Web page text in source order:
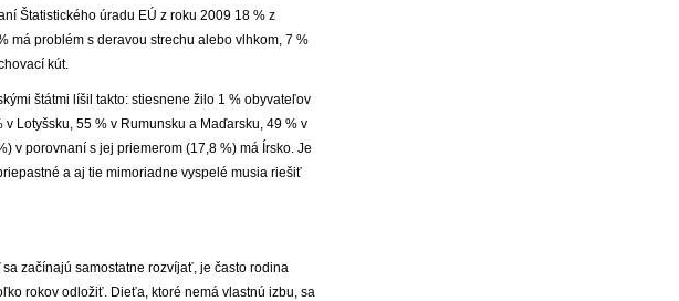
Štatistického úradu EÚ z roku 2009 18 % z
má problém s deravou strechu alebo vlhkom, 7 %
kút.
štátmi líšil takto: stiesnene žilo 1 % obyvateľov
v Lotyšsku, 55 % v Rumunsku a Maďarsku, 49 % v
v porovnaní s jej priemerom (17,8 %) má Írsko. Je
a aj tie mimoriadne vyspelé musia riešiť
začínajú samostatne rozvíjať, je často rodina
rokov odložiť. Dieťa, ktoré nemá vlastnú izbu, sa